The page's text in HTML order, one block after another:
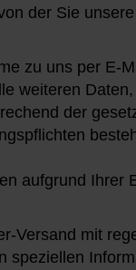
der Sie
zu uns per E-
weiteren
der
aufgrund Ihrer
Versand mit
speziellen